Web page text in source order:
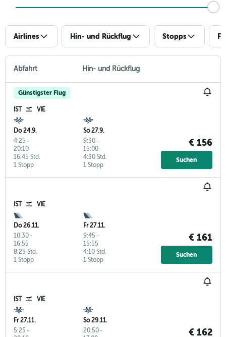
Airlines Hin- und Rückflug Stopps
Abfahrt Hin- und Rückflug
Günstigster Flug
IST VIE
Do 24.9.
4:25 -
20:10
1 Stopp
16:45 Std.
So 27.9.
9:30-
15:00
1 Stopp
4:30 Std.
€ 156
Suchen
IST VIE
Do 26.11.
10:30-
16:55
1 Stopp
8:25 Std.
Fr 27.11.
9:45 -
15:55
1 Stopp
4:10 Std.
€ 161
Suchen
IST VIE
Fr 27.11.
5:25 -
So 29.11.
20:50-
€ 162